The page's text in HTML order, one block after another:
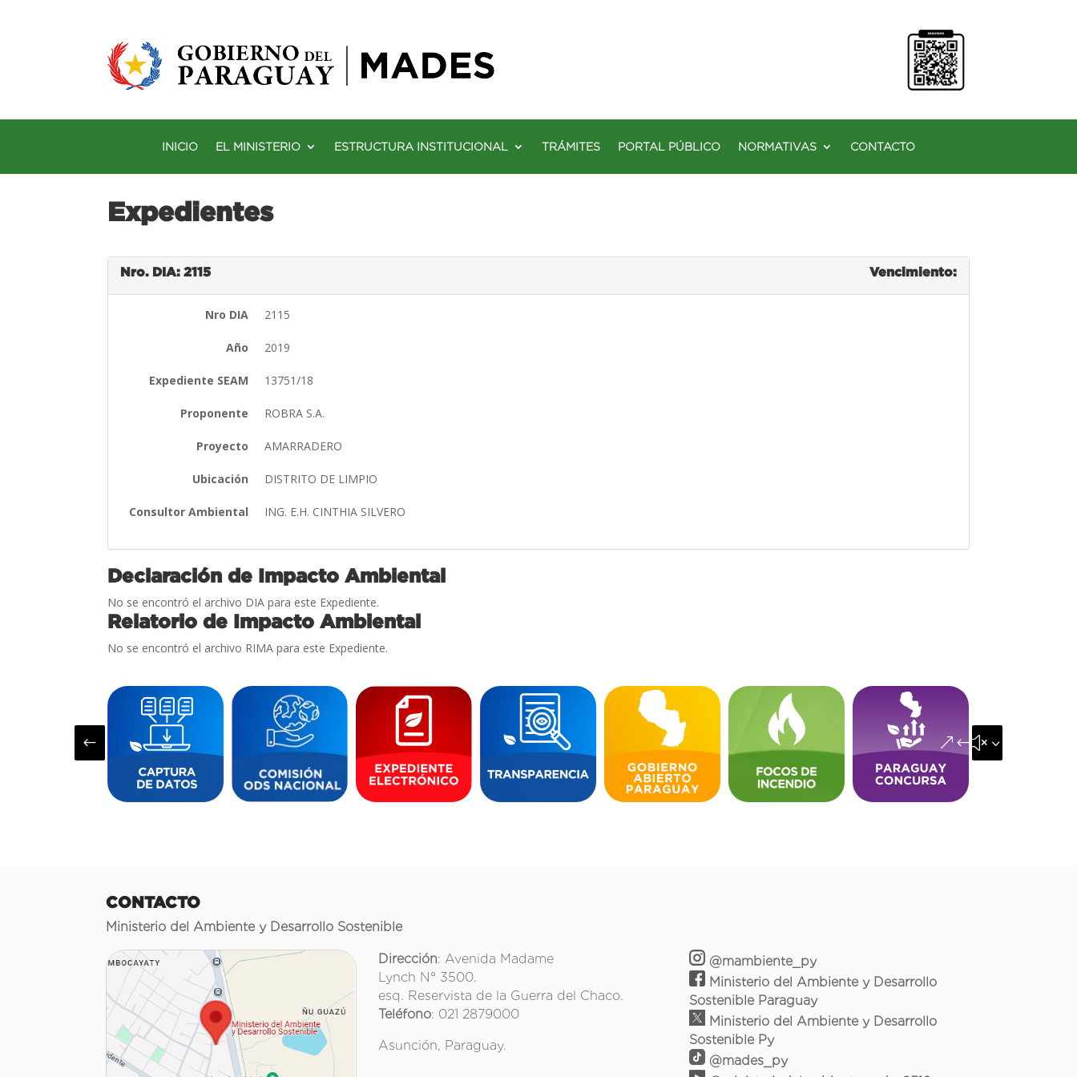
INICIO EL MINISTERIO ESTRUCTURA INSTITUCIONAL TRÁMITES PORTAL PÚBLICO NORMATIVAS CONTACTO
Expedientes
Nro. DIA: 2115 Vencimiento:
Nro DIA 2115
Año 2019
Expediente SEAM 13751/18
Proponente ROBRA S.A.
Proyecto AMARRADERO
Ubicación DISTRITO DE LIMPIO
Consultor Ambiental ING. E.H. CINTHIA SILVERO
Declaración de Impacto Ambiental
No se encontró el archivo DIA para este Expediente.
Relatorio de Impacto Ambiental
No se encontró el archivo RIMA para este Expediente.
# &#x35;
CONTACTO
Ministerio del Ambiente y Desarrollo Sostenible
Dirección: Avenida Madame
Lynch N° 3500.
esq. Reservista de la Guerra del Chaco.
Teléfono: 021 2879000
Asunción, Paraguay.
@mambiente_py
Ministerio del Ambiente y Desarrollo
Sostenible Paraguay
Ministerio del Ambiente y Desarrollo
Sostenible Py
@mades_py